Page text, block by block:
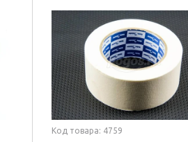
Код товара: 4759